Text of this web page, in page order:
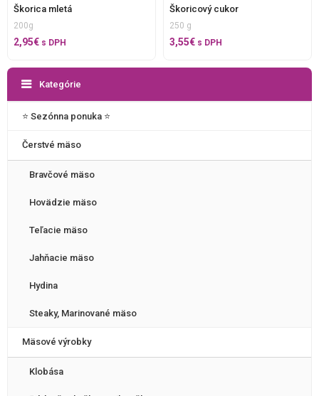
Škorica mletá
200g
2,95€ s DPH
Škoricový cukor
250 g
3,55€ s DPH
Kategórie
⭐️ Sezónna ponuka ⭐️
Čerstvé mäso
Bravčové mäso
Hovädzie mäso
Teľacie mäso
Jahňacie mäso
Hydina
Steaky, Marinované mäso
Mäsové výrobky
Klobása